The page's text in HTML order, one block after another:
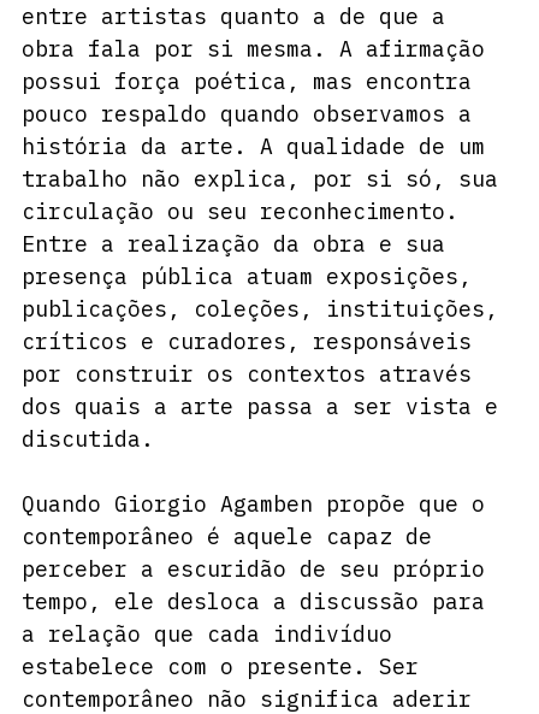
entre artistas quanto a de que a
obra fala por si mesma. A afirmação
possui força poética, mas encontra
pouco respaldo quando observamos a
história da arte. A qualidade de um
trabalho não explica, por si só, sua
circulação ou seu reconhecimento.
Entre a realização da obra e sua
presença pública atuam exposições,
publicações, coleções, instituições,
críticos e curadores, responsáveis
por construir os contextos através
dos quais a arte passa a ser vista e
discutida.
Quando Giorgio Agamben propõe que o
contemporâneo é aquele capaz de
perceber a escuridão de seu próprio
tempo, ele desloca a discussão para
a relação que cada indivíduo
estabelece com o presente. Ser
contemporâneo não significa aderir